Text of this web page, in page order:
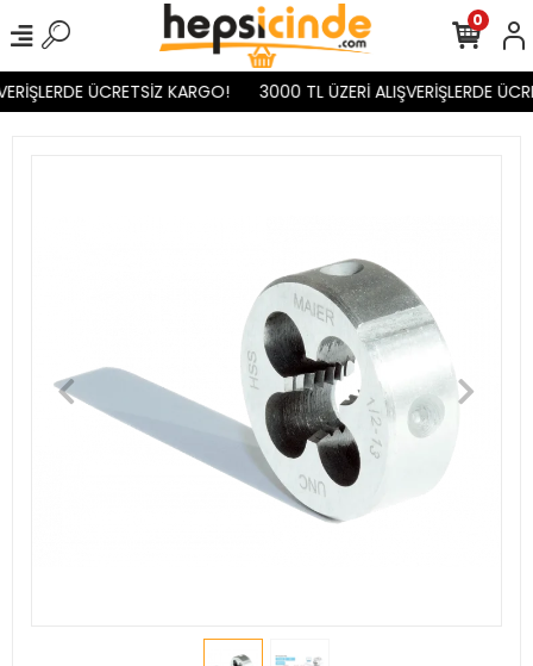
ÜCRETSİZ KARGO! 3000 TL ÜZERİ ALIŞVERİŞLERDE
0